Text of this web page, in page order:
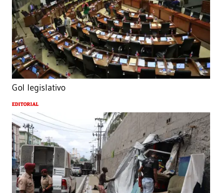
Gol legislativo
EDITORIAL